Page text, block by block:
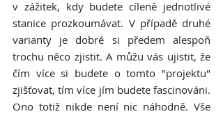
v zážitek, kdy budete cíleně jednotlivé
stanice prozkoumávat. V případě druhé
varianty je dobré si předem alespoň
trochu něco zjistit. A můžu vás ujistit, že
čím více si budete o tomto "projektu"
zjišťovat, tím více jím budete fascinováni.
Ono totiž nikde není nic náhodně. Vše